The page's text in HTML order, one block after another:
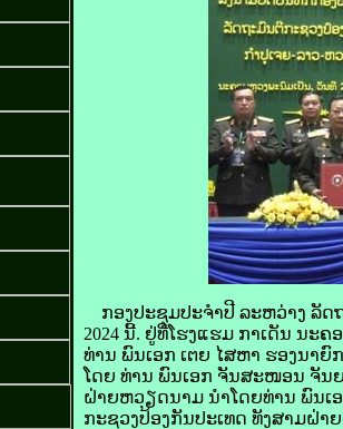
ກອງປະຊຸມປະຈໍາປີ ລະຫວ່າງ ລັດ
2024 ນີ້. ຢູ່ທີ່ໂຮງແຮມ ກາເດັນ ນະ
ທ່ານ ພົນເອກ ເຕຍ ໄສຫາ ຮອງນາ
ໂດຍ ທ່ານ ພົນເອກ ຈັນສະໜອນ ຈັນ
ຝ່າຍຫວຽດນາມ ນໍາໂດຍທ່ານ ພົນເ
ກະຊວງປ້ອງກັນປະເທດ ທັງສາມຝ່າ